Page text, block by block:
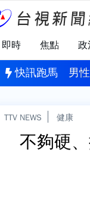
即時 焦點 政
快訊跑馬
尤其這類男性
男
TTV NEWS 健康
不夠硬